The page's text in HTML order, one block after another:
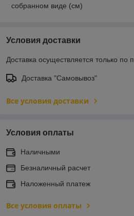
собранном виде (см)
Условия доставки
Доставка осуществляется только по
Доставка "Самовывоз"
Все условия доставки
Условия оплаты
Наличными
Безналичный расчет
Наложенный платеж
Все условия оплаты